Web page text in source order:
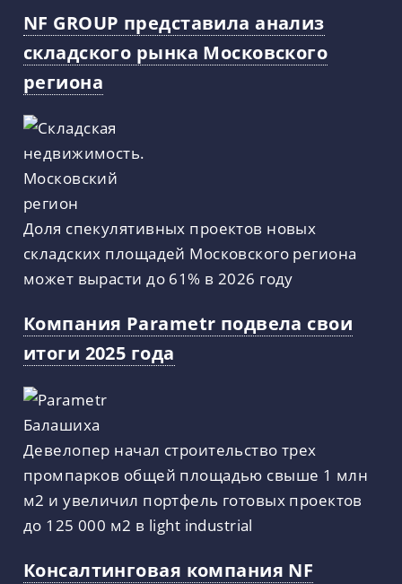
NF GROUP представила анализ
складского рынка Московского
региона
Доля спекулятивных проектов новых
складских площадей Московского региона
может вырасти до 61% в 2026 году
Компания Parametr подвела свои
итоги 2025 года
Девелопер начал строительство трех
промпарков общей площадью свыше 1 млн
м2 и увеличил портфель готовых проектов
до 125 000 м2 в light industrial
Консалтинговая компания NF